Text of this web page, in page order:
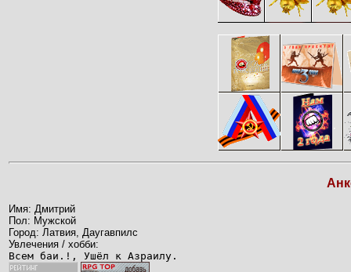
Имя: Дмитрий
Пол: Мужской
Город: Латвия, Даугавпилс
Увлечения / хобби:
Всем баи.!, Ушёл к Азраилу.